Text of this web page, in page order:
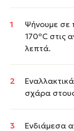
Ψήνουμε σε
170ºC στις
λεπτά.
σχάρα
Ενδιάμεσα